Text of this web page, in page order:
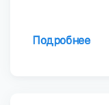
Подробнее